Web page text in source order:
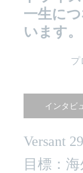
一生に
います。
プ
インタビ
Versant
目標：